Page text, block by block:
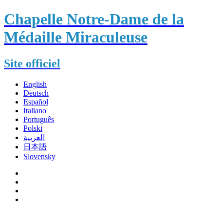
Chapelle Notre-Dame de la
Médaille Miraculeuse
Site officiel
English
Deutsch
Español
Italiano
Português
Polski
العربية
日本語
Slovensky